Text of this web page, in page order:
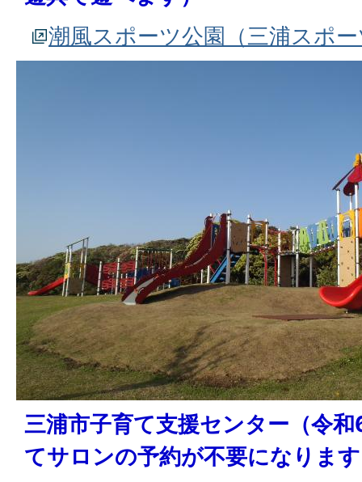
潮風スポーツ公園（三浦スポ
三浦市子育て支援センター（令
てサロンの予約が不要になりま